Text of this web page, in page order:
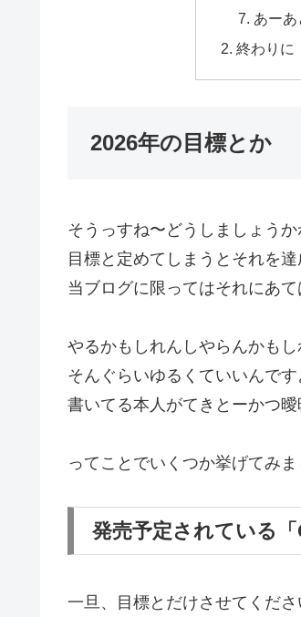
あーあ
終わりに
2026年の目標とか
そうっすね〜どうしましょうか
目標と定めてしまうとそれを
当ブログに限ってはそれにあて
やるかもしれんしやらんかもし
そんぐらいゆるくていいんです
書いてる本人がてきとーかつ曖
ってことでいくつか挙げてみま
発売予定されている
一旦、目標とだけさせてくだ